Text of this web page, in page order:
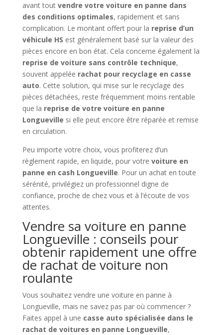
avant tout vendre votre voiture en panne dans
des conditions optimales, rapidement et sans
complication. Le montant offert pour la reprise d’un
véhicule HS est généralement basé sur la valeur des
pièces encore en bon état. Cela concerne également la
reprise de voiture sans contrôle technique,
souvent appelée rachat pour recyclage en casse
auto. Cette solution, qui mise sur le recyclage des
pièces détachées, reste fréquemment moins rentable
que la reprise de votre voiture en panne
Longueville si elle peut encore être réparée et remise
en circulation.
Peu importe votre choix, vous profiterez d’un
règlement rapide, en liquide, pour votre voiture en
panne en cash Longueville. Pour un achat en toute
sérénité, privilégiez un professionnel digne de
confiance, proche de chez vous et à l’écoute de vos
attentes.
Vendre sa voiture en panne
Longueville : conseils pour
obtenir rapidement une offre
de rachat de voiture non
roulante
Vous souhaitez vendre une voiture en panne à
Longueville, mais ne savez pas par où commencer ?
Faites appel à une casse auto spécialisée dans le
rachat de voitures en panne Longueville,